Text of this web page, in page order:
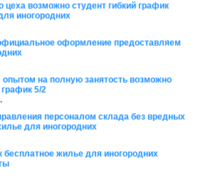
цеха возможно студент гибкий график
иногородних
оформление предоставляем
на полную занятость возможно
5/2
персоналом склада без вредных
для иногородних
бесплатное жилье для иногородних